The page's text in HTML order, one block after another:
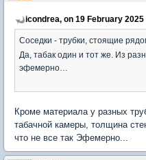
icondrea, on 19 February 2025
Соседки - трубки, стоящие
Да, табак один и тот же. Из
эфемерно…
Кроме материала у разных
табачной камеры, толщина
что не все так Эфемерно...